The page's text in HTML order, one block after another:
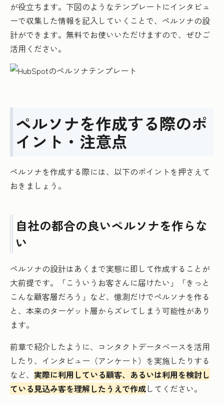
が役立ちます。下図のようなテンプレートにインタビュ
ーで収集した情報を記入していくことで、ペルソナの設
計ができます。無料でお使いいただけますので、ぜひご
活用ください。
ペルソナを作成する際のポ
イント・注意点
ペルソナを作成する際には、以下のポイントを押さえて
おきましょう。
自社の都合の良いペルソナを作らな
い
ペルソナの設計はあくまで実態に即して作成することが
大前提です。「こういうお客さんに届けたい」「きっと
こんな顧客層だろう」など、憶測だけでペルソナを作る
と、本来のターゲット層からズレてしまう可能性があり
ます。
前章で紹介したように、コンタクトデータベースを活用
したり、インタビュー（アンケート）を実施したりする
など、 実際に利用している顧客、あるいは利用を検討し
ている見込み客を理解したうえで作成してください。